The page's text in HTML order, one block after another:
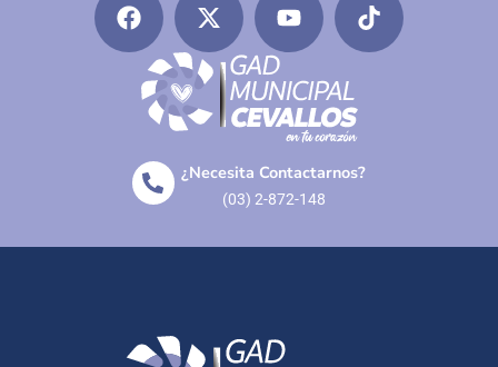
¿Necesita Contactarnos?
(03) 2-872-148